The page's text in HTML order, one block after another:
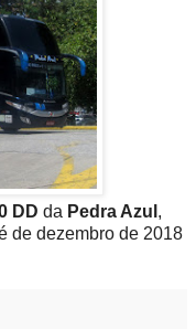
DD da Pedra Azul ,
de dezembro de 2018